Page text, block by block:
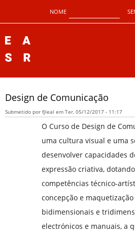
NOME
Design de Comunicação
Submetido por fjleal em Ter, 05/12/2017 - 11:17
O Curso de Design de
uma cultura visual e uma
desenvolver capacidades
expressão criativa,
competências técnico-
concepção e
bidimensionais e
electrónicos e manuais, a